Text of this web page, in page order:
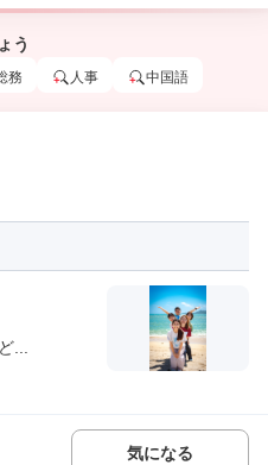
う
務 人事 中国語
...
気になる